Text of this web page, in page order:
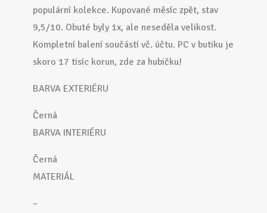
populární kolekce. Kupované měsíc zpět, stav
9,5/10. Obuté byly 1x, ale neseděla velikost.
Kompletní balení součástí vč. účtu. PC v butiku je
skoro 17 tisíc korun, zde za hubičku!
BARVA EXTERIÉRU
Černá
BARVA INTERIÉRU
Černá
MATERIÁL
–